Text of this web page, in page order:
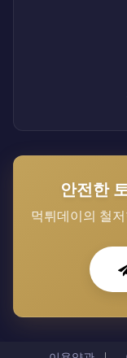
안전한
먹튀데이의 철